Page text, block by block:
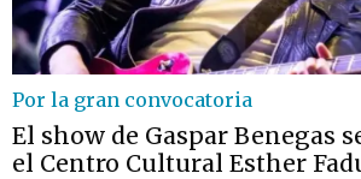
Por la gran convocatoria
El show de Gaspar Benegas
el Centro Cultural Esther